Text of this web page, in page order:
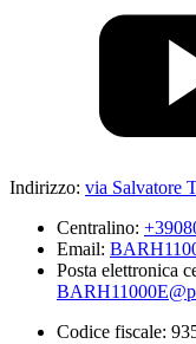
Indirizzo: via Salvatore
Centralino:
Email:
Posta elettronica
Codice fiscale: